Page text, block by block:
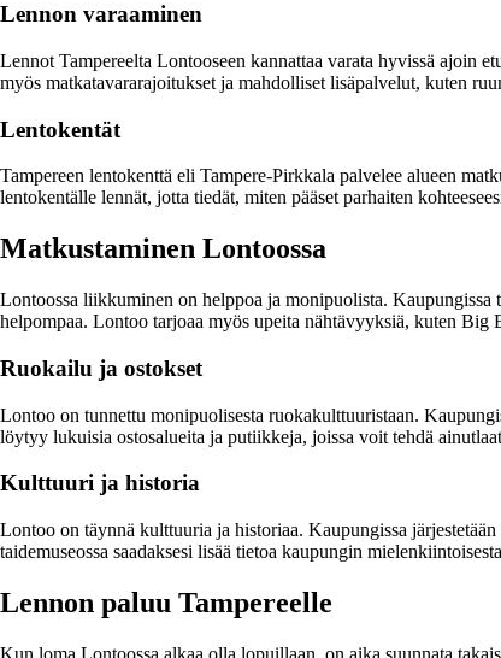
Lennon varaaminen
Lennot Tampereelta Lontooseen kannattaa varata hyvissä ajoin
myös matkatavararajoitukset ja mahdolliset lisäpalvelut, kuten
Lentokentät
Tampereen lentokenttä eli Tampere-Pirkkala palvelee alueen
lentokentälle lennät, jotta tiedät, miten pääset parhaiten
Matkustaminen Lontoossa
Lontoossa liikkuminen on helppoa ja monipuolista.
helpompaa. Lontoo tarjoaa myös upeita nähtävyyksiä, kuten
Ruokailu ja ostokset
Lontoo on tunnettu monipuolisesta ruokakulttuuristaan.
löytyy lukuisia ostosalueita ja putiikkeja, joissa voit tehdä
Kulttuuri ja historia
Lontoo on täynnä kulttuuria ja historiaa. Kaupungissa
taidemuseossa saadaksesi lisää tietoa kaupungin
Lennon paluu Tampereelle
Kun loma Lontoossa alkaa olla lopuillaan, on aika suunnata